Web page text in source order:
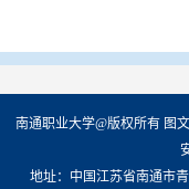
南通职业大学@版权所有 图
地址：中国江苏省南通市